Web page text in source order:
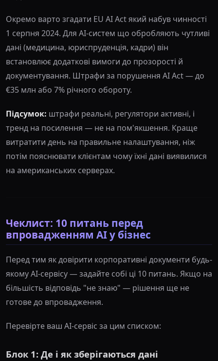
Окремо варто згадати EU AI Act який набув чинності
1 серпня 2024. Для AI-систем що обробляють чутливі
дані (медицина, юриспруденція, кадри) він
встановлює додаткові вимоги до прозорості й
документування. Штрафи за порушення AI Act — до
€35 млн або 7% річного обороту.
Підсумок: штрафи реальні, регулятори активні, і
тренд на посилення — не на пом'якшення. Краще
витратити день на правильне налаштування, ніж
потім пояснювати клієнтам чому їхні дані виявилися
на американських серверах.
Чеклист: 10 питань перед
впровадженням AI у бізнес
Перед тим як довірити корпоративні документи будь-
якому AI-сервісу — задайте собі ці 10 питань. Якщо на
більшість відповідь "не знаю" — рішення ще не
готове до впровадження.
Перевірте ваш AI-сервіс за цим списком:
Блок 1: Де і як зберігаються дані